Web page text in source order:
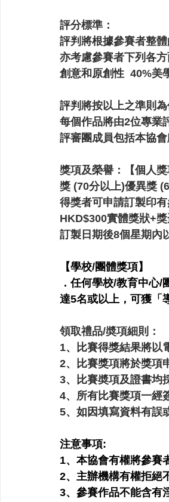
評分標準：
評判將根據參賽者整
亦考慮參賽者下列各方
創意和原創性  40%美
評判將按以上之準則為
每個作品將由2位專業
評審團成員包括本協
獎項及榮譽：
【個人
獎 (70分以上)優異獎
得獎者可申請訂製印
HKD$300實體​獎狀+
訂製日期後8個星期內
【學校/團體獎項】
．任何學校/教育中心
達5名或以上，可獲「
領取禮品/奬項細則：
1、比賽得獎結果將以
2、比賽獎項將於獎項
3、比賽奬項及證書均
4、所有比賽獎項一經
5、如因填寫資料有誤
注意事項:
1、本協會有權將參賽
2、主辦機構有權拒絕
3、參賽作品不能含有